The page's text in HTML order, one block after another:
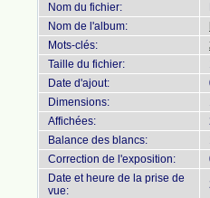
Nom du fichier:
Nom de l'album:
Mots-clés:
Taille du fichier:
Date d'ajout:
Dimensions:
Affichées:
Balance des blancs:
Correction de l'exposition:
Date et heure de la prise de
vue: